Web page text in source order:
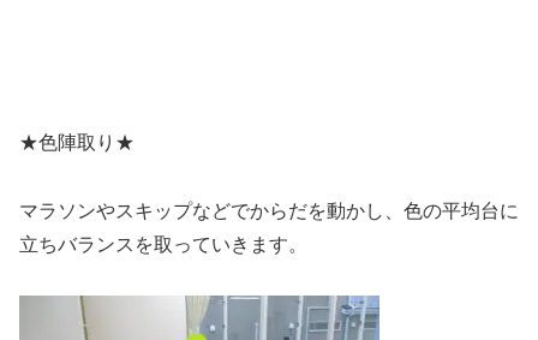
★色陣取り★
マラソンやスキップなどでからだを動かし、色の平均台に
立ちバランスを取っていきます。